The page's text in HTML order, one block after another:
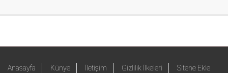
Anasayfa Künye İletişim Gizlilik İlkeleri Sitene Ekle